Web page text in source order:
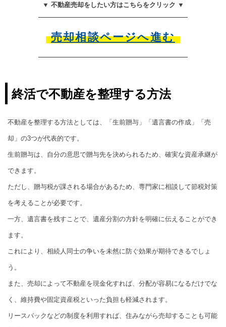
▼ 不動産売却をしたい方はこちらをクリック ▼
売却相談ページへ進む
終活で不動産を整理する方法
不動産を整理する方法としては、「生前贈与」「遺言書の作成」「売
却」の3つが代表的です。
生前贈与は、自分の意思で贈与先を決められるため、確実な資産承継が
できます。
ただし、贈与税が課される場合があるため、専門家に相談して節税対策
を考えることが必要です。
一方、遺言書を残すことで、遺産分割の方針を明確に伝えることができ
ます。
これにより、相続人同士の争いを未然に防ぐ効果が期待できるでしょ
う。
また、売却によって不動産を現金化すれば、分配が容易になるだけでな
く、維持費や固定資産税といった負担も軽減されます。
リースバックなどの制度を利用すれば、住みながら売却することも可能